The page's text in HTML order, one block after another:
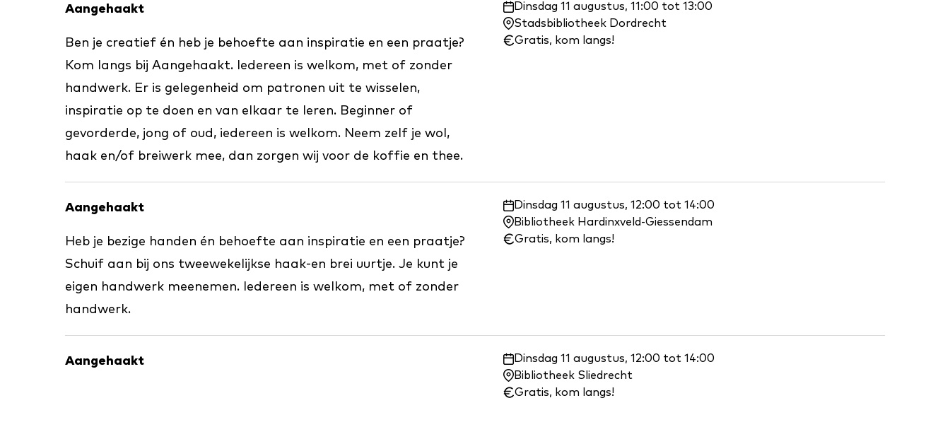
Aangehaakt
Ben je creatief én heb je behoefte aan inspiratie en een praatje?
Kom langs bij Aangehaakt. Iedereen is welkom, met of zonder
handwerk. Er is gelegenheid om patronen uit te wisselen,
inspiratie op te doen en van elkaar te leren. Beginner of
gevorderde, jong of oud, iedereen is welkom. Neem zelf je wol,
haak en/of breiwerk mee, dan zorgen wij voor de koffie en thee.
Waar
en
wanneer:
Dinsdag 11 augustus, 11:00 tot 13:00
Stadsbibliotheek Dordrecht
Gratis, kom langs!
Aangehaakt
Heb je bezige handen én behoefte aan inspiratie en een praatje?
Schuif aan bij ons tweewekelijkse haak-en brei uurtje. Je kunt je
eigen handwerk meenemen. Iedereen is welkom, met of zonder
handwerk.
Waar
en
wanneer:
Dinsdag 11 augustus, 12:00 tot 14:00
Bibliotheek Hardinxveld-Giessendam
Gratis, kom langs!
Aangehaakt
Waar
en
wanneer:
Dinsdag 11 augustus, 12:00 tot 14:00
Bibliotheek Sliedrecht
Gratis, kom langs!